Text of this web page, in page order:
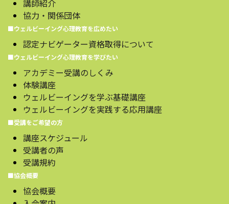
講師紹介
協力・関係団体
■ウェルビーイング心理教育を広めたい
認定ナビゲーター資格取得について
■ウェルビーイング心理教育を学びたい
アカデミー受講のしくみ
体験講座
ウェルビーイングを学ぶ基礎講座
ウェルビーイングを実践する応用講座
■受講をご希望の方
講座スケジュール
受講者の声
受講規約
■協会概要
協会概要